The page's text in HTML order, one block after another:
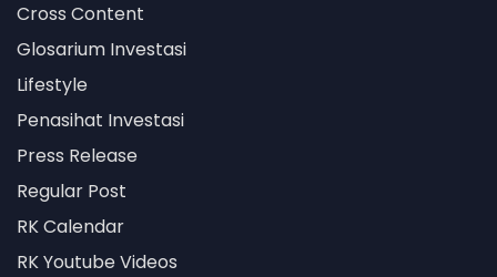
Cross Content
Glosarium Investasi
Lifestyle
Penasihat Investasi
Press Release
Regular Post
RK Calendar
RK Youtube Videos